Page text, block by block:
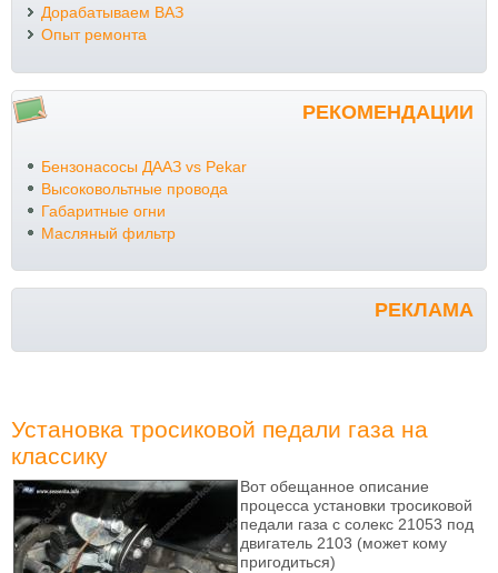
Дорабатываем ВАЗ
Опыт ремонта
РЕКОМЕНДАЦИИ
Бензонасосы ДААЗ vs Pekar
Высоковольтные провода
Габаритные огни
Масляный фильтр
РЕКЛАМА
Установка тросиковой педали газа на
классику
Вот обещанное описание
процесса установки тросиковой
педали газа с солекс 21053 под
двигатель 2103 (может кому
пригодиться)